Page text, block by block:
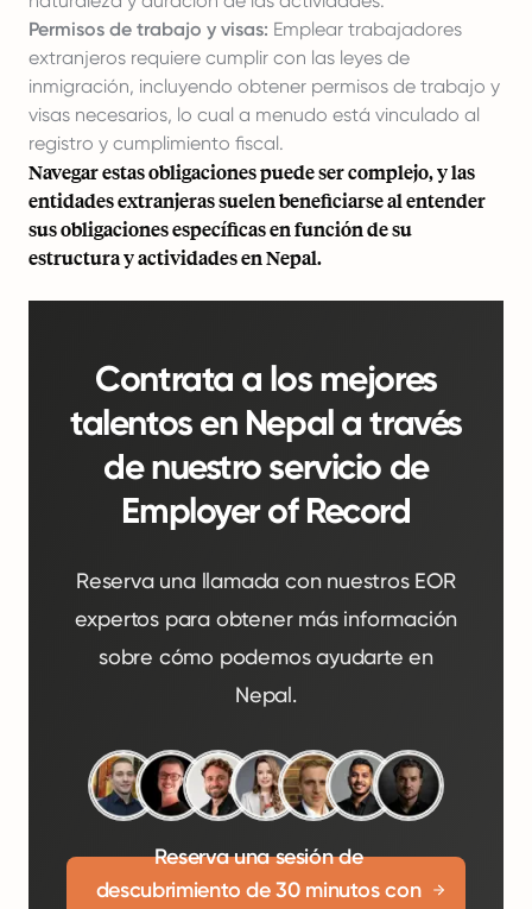
Permisos de trabajo y visas: Emplear trabajadores
extranjeros requiere cumplir con las leyes de
inmigración, incluyendo obtener permisos de trabajo y
visas necesarios, lo cual a menudo está vinculado al
registro y cumplimiento fiscal.
Navegar estas obligaciones puede ser complejo, y las
entidades extranjeras suelen beneficiarse al entender
sus obligaciones específicas en función de su
estructura y actividades en Nepal.
Contrata a los mejores
talentos en Nepal a través
de nuestro servicio de
Employer of Record
Reserva una llamada con nuestros EOR
expertos para obtener más información
sobre cómo podemos ayudarte en
Nepal.
Reserva una sesión de
descubrimiento de 30 minutos con